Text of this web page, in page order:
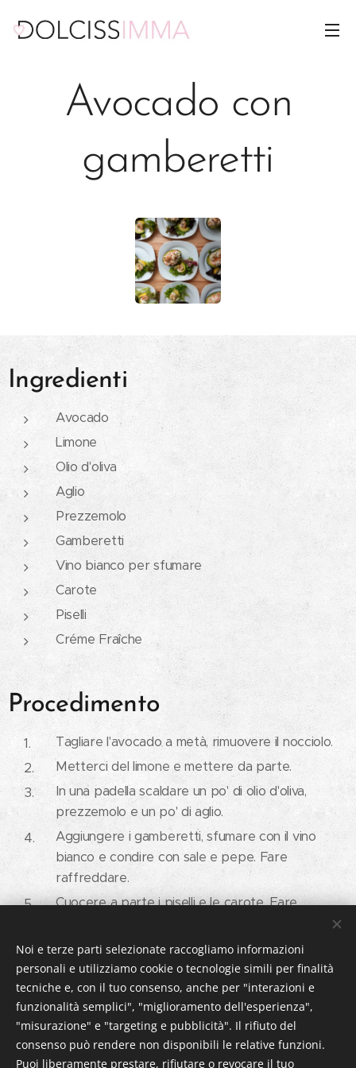
Avocado con
gamberetti
Ingredienti
Avocado
Limone
Olio d'oliva
Aglio
Prezzemolo
Gamberetti
Vino bianco per sfumare
Carote
Piselli
Créme Fraîche
Procedimento
Tagliare l'avocado a metà, rimuovere il nocciolo.
Metterci del limone e mettere da parte.
In una padella scaldare un po' di olio d'oliva,
prezzemolo e un po' di aglio.
Aggiungere i gamberetti, sfumare con il vino
bianco e condire con sale e pepe. Fare
raffreddare.
Cuocere a parte i piselli e le carote. Fare
raffreddare. Per fare prima potete usare anche
il mix di carote & piselli precotti.
Mescolare i gamberetti con i piselli, le carote e la
Créme Fraîche. A piacere aggiungere ancora
sale, pepe e limone.
Riempire le avocado.
Noi e terze parti selezionate raccogliamo informazioni
personali e utilizziamo cookie o tecnologie simili per finalità
tecniche e, con il tuo consenso, anche per "interazioni e
funzionalità semplici", "miglioramento dell'esperienza",
"misurazione" e "targeting e pubblicità". Il rifiuto del
consenso può rendere non disponibili le relative funzioni.
Puoi liberamente prestare, rifiutare o revocare il tuo